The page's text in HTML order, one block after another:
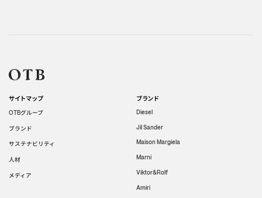
サイトマップ
OTBグループ
ブランド
サステナビリティ
人材
メディア
ブランド
Diesel
Jil Sander
Maison Margiela
Marni
Viktor&Rolf
Amiri